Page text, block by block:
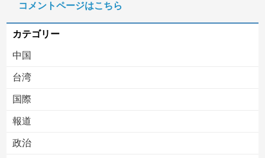
【明らかな犯罪行為です】海外YouTuberが日本の住宅へ不法侵入する動画を投稿
コメントページはこちら
カテゴリー
中国
台湾
国際
報道
政治